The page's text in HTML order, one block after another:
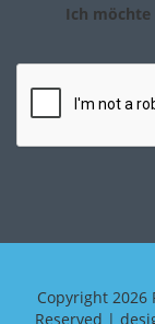
Ich
Copyright 2026
Reserved |